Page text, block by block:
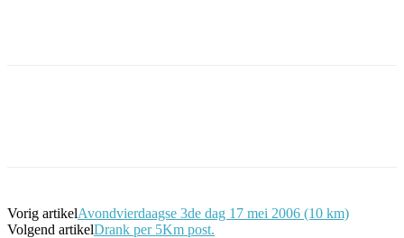
Vorig artikelAvondvierdaagse 3de dag 17 mei 2006 (10 km)
Volgend artikelDrank per 5Km post.